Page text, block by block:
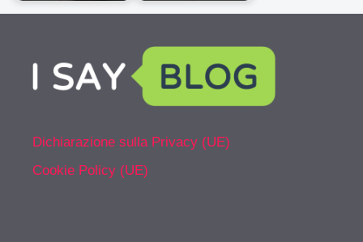
Dichiarazione sulla Privacy (UE)
Cookie Policy (UE)